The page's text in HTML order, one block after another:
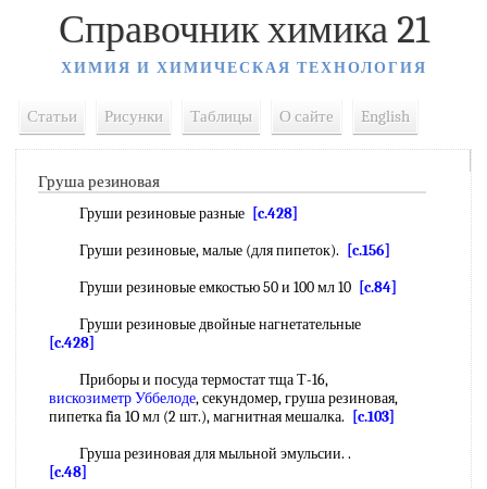
Справочник химика 21
ХИМИЯ И ХИМИЧЕСКАЯ ТЕХНОЛОГИЯ
Статьи Рисунки Таблицы О сайте English
Груша резиновая
Груши резиновые разные [c.428]
Груши резиновые, малые (для пипеток).
[c.156]
Груши резиновые емкостью 50 и 100 мл 10 [c.84]
Груши резиновые двойные нагнетательные
[c.428]
Приборы и посуда термостат тща Т-16,
вискозиметр Уббелоде, секундомер, груша резиновая,
пипетка fia 1O мл (2 шт.), магнитная мешалка.
[c.103]
Груша резиновая для мыльной эмульсии. .
[c.48]